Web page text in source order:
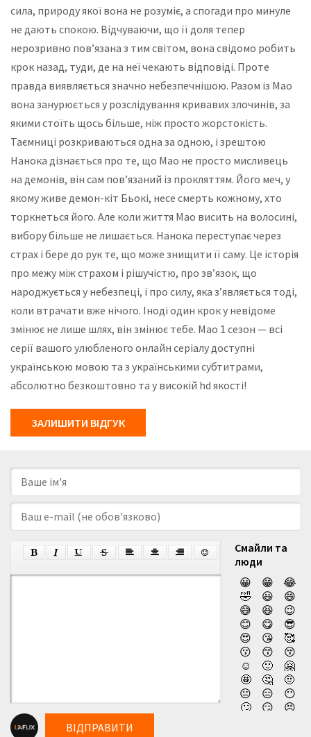
сила, природу якої вона не розуміє, а спогади про минуле
не дають спокою. Відчуваючи, що її доля тепер
нерозривно пов’язана з тим світом, вона свідомо робить
крок назад, туди, де на неї чекають відповіді. Проте
правда виявляється значно небезпечнішою. Разом із Мао
вона занурюється у розслідування кривавих злочинів, за
якими стоїть щось більше, ніж просто жорстокість.
Таємниці розкриваються одна за одною, і зрештою
Нанока дізнається про те, що Мао не просто мисливець
на демонів, він сам пов’язаний із прокляттям. Його меч, у
якому живе демон-кіт Бьокі, несе смерть кожному, хто
торкнеться його. Але коли життя Мао висить на волосині,
вибору більше не лишається. Нанока переступає через
страх і бере до рук те, що може знищити її саму. Це історія
про межу між страхом і рішучістю, про зв’язок, що
народжується у небезпеці, і про силу, яка з’являється тоді,
коли втрачати вже нічого. Іноді один крок у невідоме
змінює не лише шлях, він змінює тебе. Мао 1 сезон — всі
серії вашого улюбленого онлайн серіалу доступні
українською мовою та з українськими субтитрами,
абсолютно безкоштовно та у високій hd якості!
ЗАЛИШИТИ ВІДГУК
Смайли та
люди
😀
😁
😂
🤣
😃
😄
😅
😆
😉
😊
😋
😎
😍
😘
🥰
😗
😙
😚
☺️
🙂
🤗
🤩
🤔
🤨
😐
😑
😶
🙄
😏
😣
ВІДПРАВИТИ